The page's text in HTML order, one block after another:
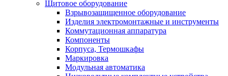
Щитовое оборудование
Взрывозащищенное оборудование
Изделия электромонтажные и инструменты
Коммутационная аппаратура
Компоненты
Корпуса, Термошкафы
Маркировка
Модульная автоматика